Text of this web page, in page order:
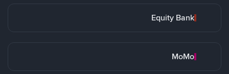
Equity Bank
MoMo